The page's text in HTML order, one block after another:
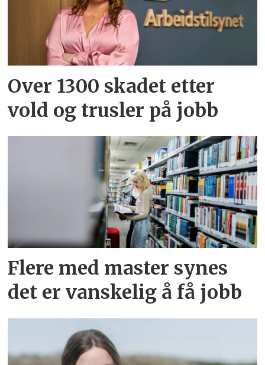
Over 1300 skadet etter
vold og trusler på jobb
Flere med master synes
det er vanskelig å få jobb